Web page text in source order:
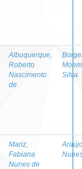
Albuquerque,
Roberto
Nascimento
de
Silva
Mariz,
Fabiana
Nunes de